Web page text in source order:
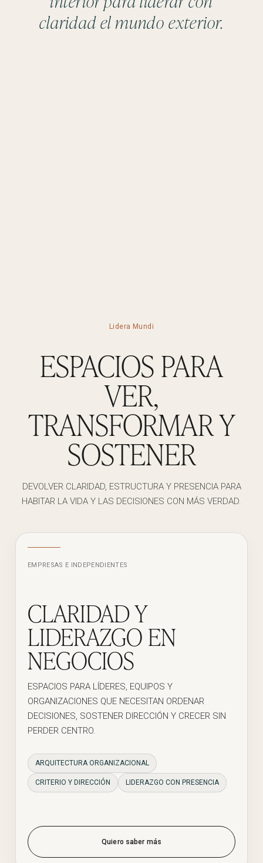
claridad el mundo exterior.
Lidera Mundi
ESPACIOS PARA
VER,
TRANSFORMAR Y
SOSTENER
DEVOLVER CLARIDAD, ESTRUCTURA Y PRESENCIA PARA
HABITAR LA VIDA Y LAS DECISIONES CON MÁS VERDAD.
EMPRESAS E INDEPENDIENTES
CLARIDAD Y
LIDERAZGO EN
NEGOCIOS
ESPACIOS PARA LÍDERES, EQUIPOS Y
ORGANIZACIONES QUE NECESITAN ORDENAR
DECISIONES, SOSTENER DIRECCIÓN Y CRECER SIN
PERDER CENTRO.
ARQUITECTURA ORGANIZACIONAL
CRITERIO Y DIRECCIÓN LIDERAZGO CON PRESENCIA
Quiero saber más